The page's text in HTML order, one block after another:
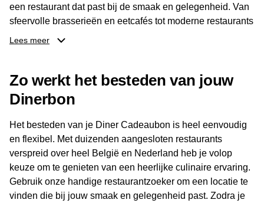
een restaurant dat past bij de smaak en gelegenheid. Van
sfeervolle brasserieën en eetcafés tot moderne restaurants
en gastronomische locaties: er is voor ieder wat wils.
buurt, bijvoorbeeld in Brussel, Antwerpen, Gent of Brugge.
De ontvanger kiest zelf waar en wanneer er wordt genoten
van deze culinaire ervaring. Zo is de Diner Cadeaubon
niet alleen een diner, maar een bijzondere belevenis.
Lees meer
Zo werkt het besteden van jouw
Dinerbon
Het besteden van je Diner Cadeaubon is heel eenvoudig
en flexibel. Met duizenden aangesloten restaurants
verspreid over heel België en Nederland heb je volop
keuze om te genieten van een heerlijke culinaire ervaring.
Gebruik onze handige restaurantzoeker om een locatie te
vinden die bij jouw smaak en gelegenheid past. Zodra je